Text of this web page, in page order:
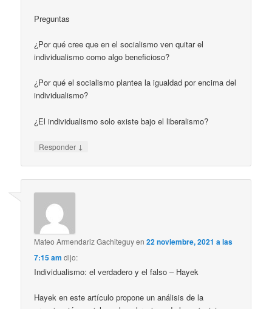
Preguntas
¿Por qué cree que en el socialismo ven quitar el
individualismo como algo beneficioso?
¿Por qué el socialismo plantea la igualdad por encima del
individualismo?
¿El individualismo solo existe bajo el liberalismo?
Responder ↓
Mateo Armendariz Gachiteguyen22 noviembre, 2021 a las
7:15 am dijo:
Individualismo: el verdadero y el falso – Hayek
Hayek en este artículo propone un análisis de la